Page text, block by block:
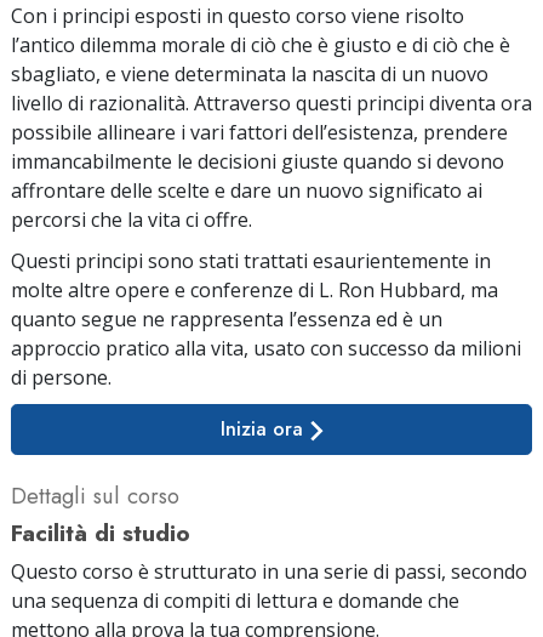
Con i principi esposti in questo corso viene risolto
l’antico dilemma morale di ciò che è giusto e di ciò che è
sbagliato, e viene determinata la nascita di un nuovo
livello di razionalità. Attraverso questi principi diventa ora
possibile allineare i vari fattori dell’esistenza, prendere
immancabilmente le decisioni giuste quando si devono
affrontare delle scelte e dare un nuovo significato ai
percorsi che la vita ci offre.
Questi principi sono stati trattati esaurientemente in
molte altre opere e conferenze di L. Ron Hubbard, ma
quanto segue ne rappresenta l’essenza ed è un
approccio pratico alla vita, usato con successo da milioni
di persone.
Inizia ora
Dettagli sul corso
Facilità di studio
Questo corso è strutturato in una serie di passi, secondo
una sequenza di compiti di lettura e domande che
mettono alla prova la tua comprensione.